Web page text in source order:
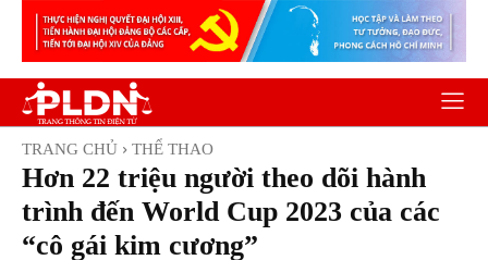
TRANG CHỦ THỂ THAO
Hơn 22 triệu người theo dõi hành
trình đến World Cup 2023 của các
“cô gái kim cương”